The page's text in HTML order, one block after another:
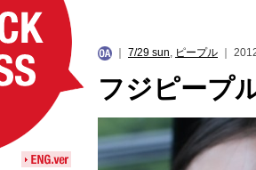
7/29 sun, ピープル ｜
フジピープ